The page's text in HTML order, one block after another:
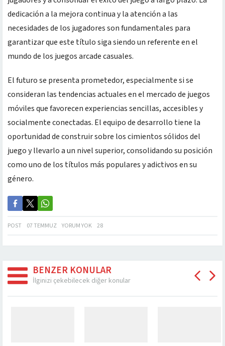
dedicación a la mejora continua y la atención a las
necesidades de los jugadores son fundamentales para
garantizar que este título siga siendo un referente en el
mundo de los juegos arcade casuales.
El futuro se presenta prometedor, especialmente si se
consideran las tendencias actuales en el mercado de juegos
móviles que favorecen experiencias sencillas, accesibles y
socialmente conectadas. El equipo de desarrollo tiene la
oportunidad de construir sobre los cimientos sólidos del
juego y llevarlo a un nivel superior, consolidando su posición
como uno de los títulos más populares y adictivos en su
género.
POST 07 TEMMUZ YORUM YOK 28
BENZER KONULAR
İlginizi çekebilecek diğer konular